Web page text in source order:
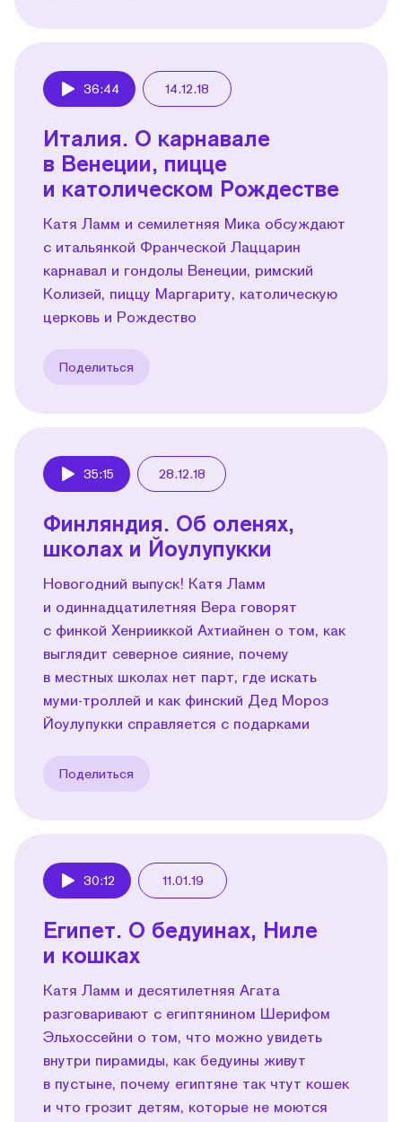
36:44 14.12.18
Италия. О карнавале
в Венеции, пицце
и католическом Рождестве
Катя Ламм и семилетняя Мика обсуждают
с итальянкой Франческой Лаццарин
карнавал и гондолы Венеции, римский
Колизей, пиццу Маргариту, католическую
церковь и Рождество
Поделиться
35:15 28.12.18
Финляндия. Об оленях,
школах и Йоулупукки
Новогодний выпуск! Катя Ламм
и одиннадцатилетняя Вера говорят
с финкой Хенрииккой Ахтиайнен о том, как
выглядит северное сияние, почему
в местных школах нет парт, где искать
муми-троллей и как финский Дед Мороз
Йоулупукки справляется с подарками
Поделиться
30:12 11.01.19
Египет. О бедуинах, Ниле
и кошках
Катя Ламм и десятилетняя Агата
разговаривают с египтянином Шерифом
Эльхоссейни о том, что можно увидеть
внутри пира­миды, как бедуины живут
в пустыне, почему египтяне так чтут кошек
и что грозит детям, которые не моются